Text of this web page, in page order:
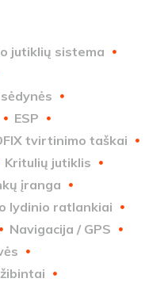
jutiklių sistema
sėdynės
ESP
tvirtinimo taškai
Kritulių jutiklis
įranga
lydinio ratlankiai
Navigacija / GPS